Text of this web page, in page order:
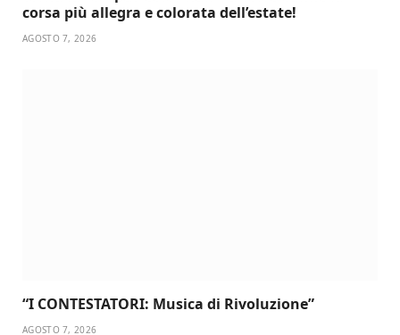
corsa più allegra e colorata dell’estate!
AGOSTO 7, 2026
“I CONTESTATORI: Musica di Rivoluzione”
AGOSTO 7, 2026